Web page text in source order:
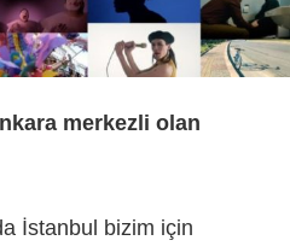
merkezli olan
İstanbul bizim için